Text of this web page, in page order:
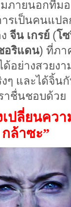
ภายนอกที่ม
ารเป็นคนแป
จีน เกรย์ (โ
อริแดน) ที่ภา
อย่างสวยง
และได้จิ้น
ราชื่นชอบด้
ปลี่ยนคว
กล้าซะ”